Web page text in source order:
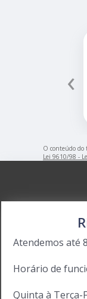
‹
O conteúdo do
Lei 9610/98 -
Atendemos até
Horário de
Quinta à Terça-